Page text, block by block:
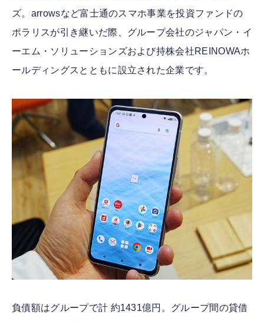
ズ。arrowsなど富士通のスマホ事業を投資ファンドの
ポラリスが引き継いだ際、グループ会社のジャパン・イ
ーエム・ソリューションズおよび持株会社REINOWAホ
ールディングスとともに設立された企業です。
負債額はグループで計 約1431億円。グループ間の貸借